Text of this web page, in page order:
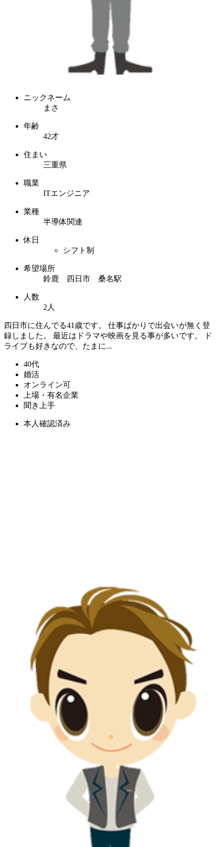
ニックネーム
まさ
年齢
42才
住まい
三重県
職業
ITエンジニア
業種
半導体関連
休日
シフト制
希望場所
鈴鹿 四日市 桑名駅
人数
2人
四日市に住んでる41歳です。 仕事ばかりで出会いが無く登
録しました。 最近はドラマや映画を見る事が多いです。 ド
ライブも好きなので、たまに...
40代
婚活
オンライン可
上場・有名企業
聞き上手
本人確認済み